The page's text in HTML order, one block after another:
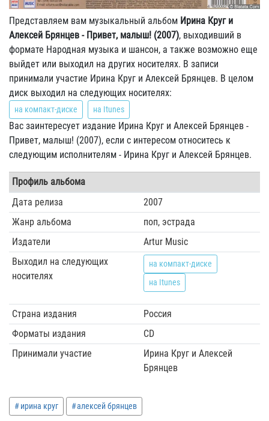
Представляем вам музыкальный альбом Ирина Круг и
Алексей Брянцев - Привет, малыш! (2007), выходивший в
формате Народная музыка и шансон, а также возможно еще
выйдет или выходил на других носителях. В записи
принимали участие Ирина Круг и Алексей Брянцев. В целом
диск выходил на следующих носителях:
на компакт-диске на Itunes
Вас заинтересует издание Ирина Круг и Алексей Брянцев -
Привет, малыш! (2007), если с интересом относитесь к
следующим исполнителям - Ирина Круг и Алексей Брянцев.
Профиль альбома
Дата релиза
2007
Жанр альбома
поп, эстрада
Издатели
Artur Music
Выходил на следующих
носителях
на компакт-диске
на Itunes
Страна издания
Россия
Форматы издания
CD
Принимали участие
Ирина Круг и Алексей
Брянцев
ирина круг алексей брянцев